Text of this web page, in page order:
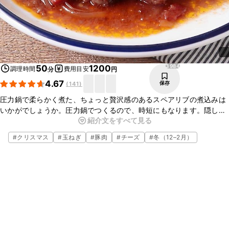
調理時間 50分 費用目安1200円
4.67 (141)
3984
保存
圧力鍋で柔らかく煮た、ちょっと贅沢感のあるスペアリブの煮込みは
いかがでしょうか。圧力鍋でつくるので、時短にもなります。隠し味
に入れたみそが味のアクセントになり、コクが出ますよ。おもてなし
料理やパーティーにもぴったりのメニューですので、ぜひおためしく
ださいね。
紹介文をすべて見る
#クリスマス #玉ねぎ #豚肉 #チーズ #冬（12–2月）